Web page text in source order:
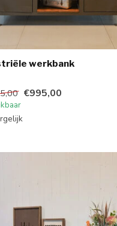
werkbank
€995,00